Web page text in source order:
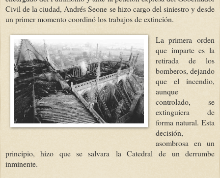
Civil de la ciudad, Andrés Seone se hizo cargo del siniestro y desde
un primer momento coordinó los trabajos de extinción.
La primera orden
que imparte es la
retirada de los
bomberos, dejando
que el incendio,
aunque
controlado, se
extinguiera de
forma natural. Esta
decisión,
asombrosa en un
principio, hizo que se salvara la Catedral de un derrumbe
inminente.